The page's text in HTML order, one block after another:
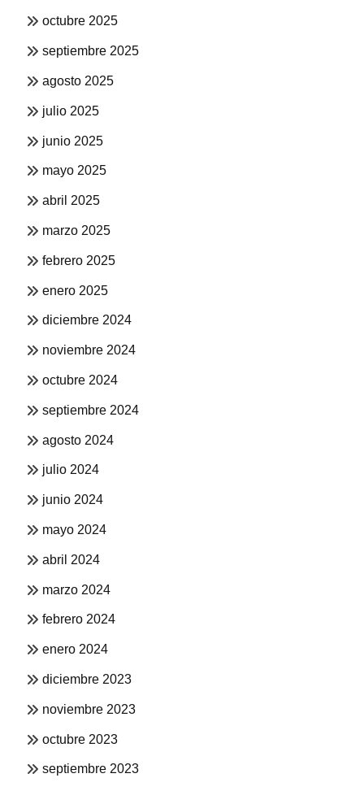
octubre 2025
septiembre 2025
agosto 2025
julio 2025
junio 2025
mayo 2025
abril 2025
marzo 2025
febrero 2025
enero 2025
diciembre 2024
noviembre 2024
octubre 2024
septiembre 2024
agosto 2024
julio 2024
junio 2024
mayo 2024
abril 2024
marzo 2024
febrero 2024
enero 2024
diciembre 2023
noviembre 2023
octubre 2023
septiembre 2023